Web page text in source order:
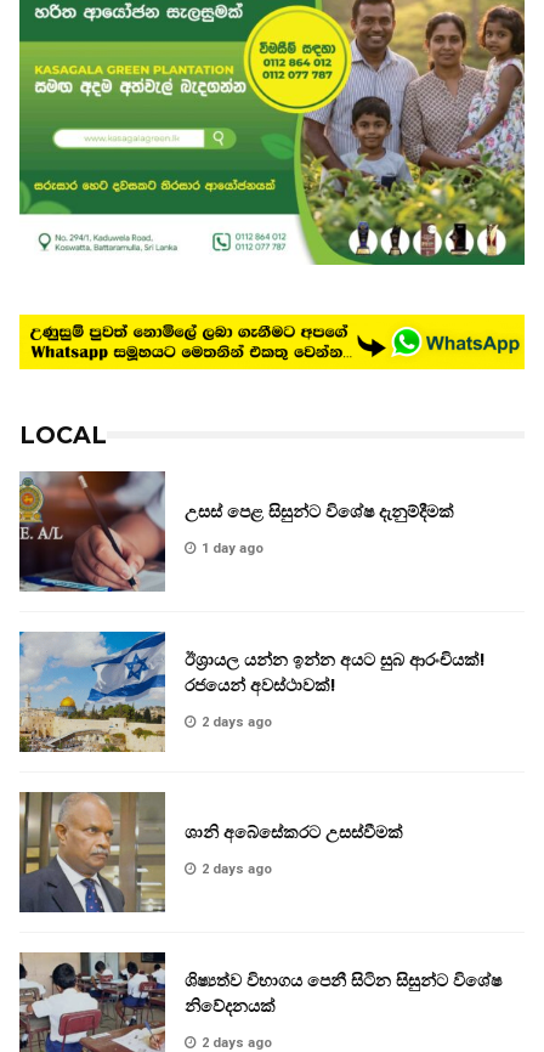
LOCAL
උසස් පෙළ සිසුන්ට විශේෂ දැනුම්දීමක්
1 day ago
ඊශ්‍රායල යන්න ඉන්න අයට සුබ ආරංචියක්!
‍රජයෙන් අවස්ථාවක්!
2 days ago
ශානි අබේසේකරට උසස්වීමක්
2 days ago
ශිෂ්‍යත්ව විභාගය පෙනී සිටින සිසුන්ට විශේෂ
නිවේදනයක්
2 days ago